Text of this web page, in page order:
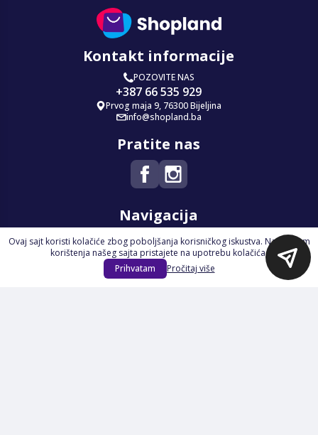
Kontakt informacije
POZOVITE NAS
+387 66 535 929
Prvog maja 9, 76300 Bijeljina
info@shopland.ba
Pratite nas
Navigacija
Početna
Na Akciji
Izdvajamo
Ovaj sajt koristi kolačiće zbog poboljšanja korisničkog iskustva. Nastavkom
korištenja našeg sajta pristajete na upotrebu kolačića.
Prihvatam
Pročitaj više